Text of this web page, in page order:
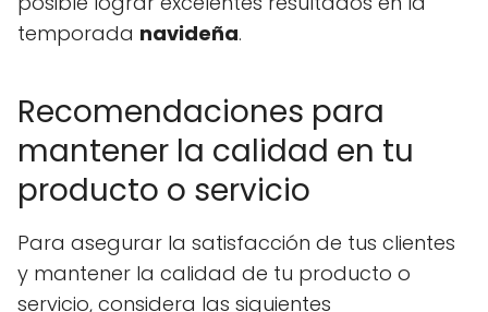
temporada navideña.
Recomendaciones para
mantener la calidad en tu
producto o servicio
Para asegurar la satisfacción de tus clientes
y mantener la calidad de tu producto o
servicio, considera las siguientes